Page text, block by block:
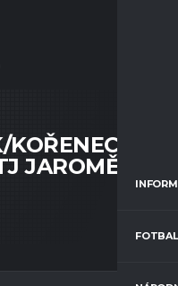
U19
JAROMĚŘICE